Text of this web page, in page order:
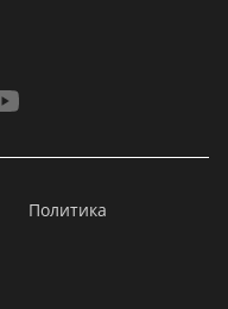
Политика